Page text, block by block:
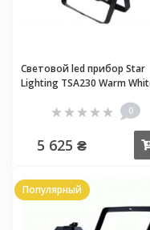
Световой led прибор Star
Lighting TSA230 Warm
0
5 625 ₴
Популярный